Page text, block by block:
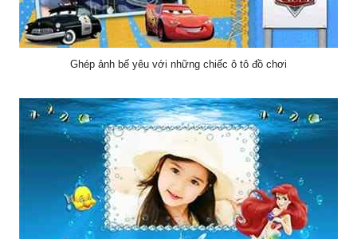
Ghép ảnh bế yêu với những chiếc ô tô đồ chơi